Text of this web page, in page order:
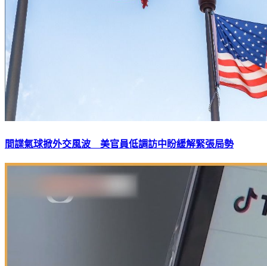
間諜氣球掀外交風波 美官員低調訪中盼緩解緊張局勢